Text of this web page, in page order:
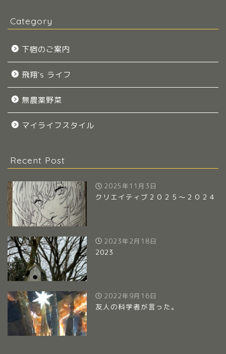
Category
下宿のご案内
飛翔's ライフ
無農薬野菜
マイライフスタイル
Recent Post
2025年11月3日
クリエイティブ２０２５～２０２４
2023年2月18日
2023
2022年9月16日
友人の科学者が言った。